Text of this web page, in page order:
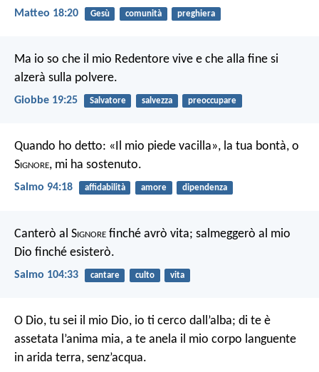
Matteo 18:20 Gesù comunità preghiera
Ma io so che il mio Redentore vive e che alla fine si
alzerà sulla polvere.
Giobbe 19:25 Salvatore salvezza preoccupare
Quando ho detto: «Il mio piede vacilla», la tua bontà, o
Signore, mi ha sostenuto.
Salmo 94:18 affidabilità amore dipendenza
Canterò al Signore finché avrò vita; salmeggerò al mio
Dio finché esisterò.
Salmo 104:33 cantare culto vita
O Dio, tu sei il mio Dio, io ti cerco dall’alba; di te è
assetata l’anima mia, a te anela il mio corpo languente
in arida terra, senz’acqua.